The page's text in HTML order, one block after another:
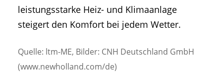
leistungsstarke Heiz- und Klimaanlage
steigert den Komfort bei jedem Wetter.
Quelle: ltm-ME, Bilder: CNH Deutschland GmbH
(www.newholland.com/de)